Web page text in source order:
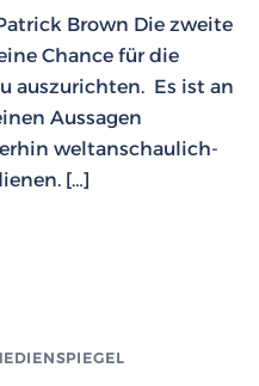
Brown Die zweite
Chance für die
auszurichten. Es ist an
Aussagen
weltanschaulich-
[…]